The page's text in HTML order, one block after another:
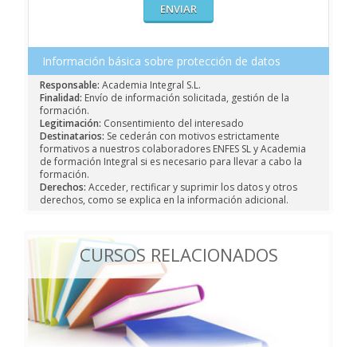
Información básica sobre protección de datos
Responsable: Academia Integral S.L.
Finalidad: Envío de información solicitada, gestión de la
formación.
Legitimación: Consentimiento del interesado
Destinatarios: Se cederán con motivos estrictamente
formativos a nuestros colaboradores ENFES SL y Academia
de formación Integral si es necesario para llevar a cabo la
formación.
Derechos: Acceder, rectificar y suprimir los datos y otros
derechos, como se explica en la información adicional.
CURSOS RELACIONADOS